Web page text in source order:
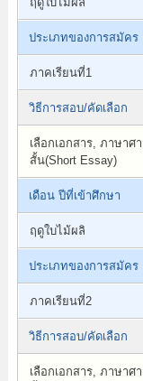
ประเภทของการสมัคร
ภาคเรียนที่1
วิธีการสอบ/คัดเลือก
เลือกเอกสาร, ภาษา
สั้น(Short Essay)
เดือน ปีที่เข้าศึกษา
ฤดูใบไม้ผลิ
ประเภทของการสมัคร
ภาคเรียนที่2
วิธีการสอบ/คัดเลือก
เลือกเอกสาร, ภาษา